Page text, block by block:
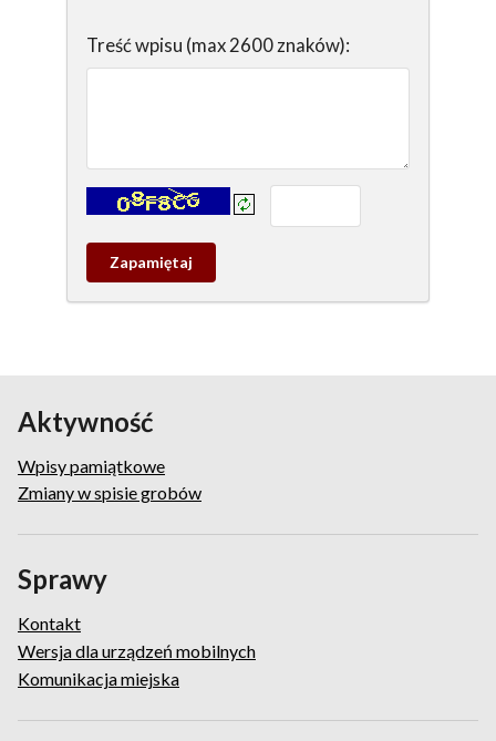
Treść wpisu (max 2600 znaków):
Kontrola - wprowadź tekst z obrazka:
Zapamietaj
wpis
Aktywność
Wpisy pamiątkowe
Zmiany w spisie grobów
Sprawy
Kontakt
Wersja dla urządzeń mobilnych
Komunikacja miejska